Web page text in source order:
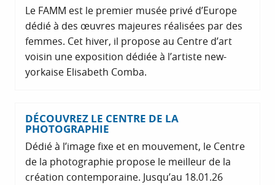
Le FAMM est le premier musée privé d’Europe
dédié à des œuvres majeures réalisées par des
femmes. Cet hiver, il propose au Centre d’art
voisin une exposition dédiée à l’artiste new-
yorkaise Elisabeth Comba.
DÉCOUVREZ LE CENTRE DE LA
PHOTOGRAPHIE
Dédié à l’image fixe et en mouvement, le Centre
de la photographie propose le meilleur de la
création contemporaine. Jusqu’au 18.01.26